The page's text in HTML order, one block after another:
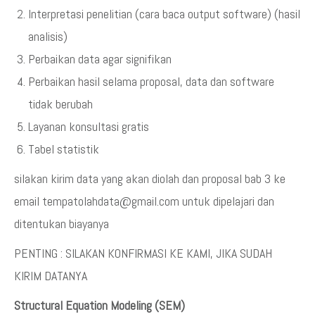
Interpretasi penelitian (cara baca output software) (hasil
analisis)
Perbaikan data agar signifikan
Perbaikan hasil selama proposal, data dan software
tidak berubah
Layanan konsultasi gratis
Tabel statistik
silakan kirim data yang akan diolah dan proposal bab 3 ke
email tempatolahdata@gmail.com untuk dipelajari dan
ditentukan biayanya
PENTING : SILAKAN KONFIRMASI KE KAMI, JIKA SUDAH
KIRIM DATANYA
Structural Equation Modeling (SEM)